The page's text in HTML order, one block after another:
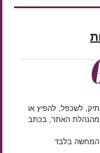
לשכפל, להפיץ או
מהנהלת האתר, בכתב
המחשה בלבד